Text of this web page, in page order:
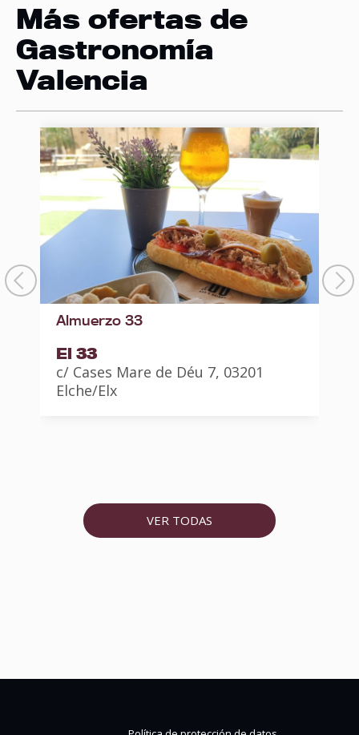
Más ofertas de
Gastronomía
Valencia
Almuerzo 33
El 33
c/ Cases Mare de Déu 7, 03201
Elche/Elx
VER TODAS